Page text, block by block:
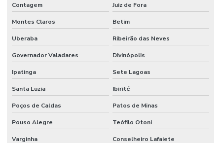
Contagem Juiz de Fora
Montes Claros Betim
Uberaba Ribeirão das Neves
Governador Valadares Divinópolis
Ipatinga Sete Lagoas
Santa Luzia Ibirité
Poços de Caldas Patos de Minas
Pouso Alegre Teófilo Otoni
Varginha Conselheiro Lafaiete